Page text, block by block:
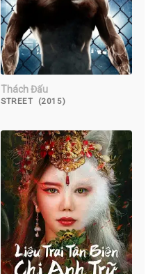
Thách Đấu
STREET (2015)